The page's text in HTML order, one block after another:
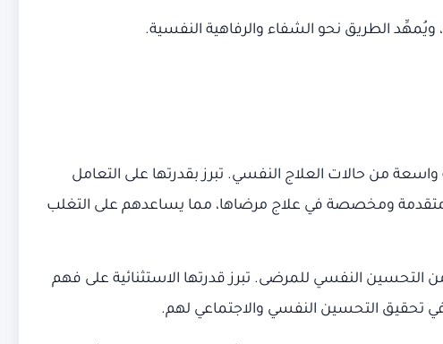
الطريق نحو الشفاء والرفاهية النفسية.
من حالات العلاج النفسي. تبرز بقدرتها على التعامل
متقدمة ومخصصة في علاج مرضاها، مما يساعدهم على التغلب
التحسين النفسي للمرضى. تبرز قدرتها الاستثنائية على فهم
تحقيق التحسين النفسي والاجتماعي لهم.